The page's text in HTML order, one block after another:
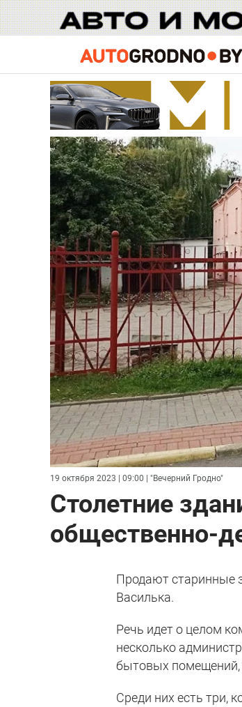
19 октября 2023 | 09:00 | "Вечерний Гродно"
Столетние
общественно-
Продают старинные
Василька.
Речь идет о целом
несколько
бытовых помещений,
Среди них есть три,